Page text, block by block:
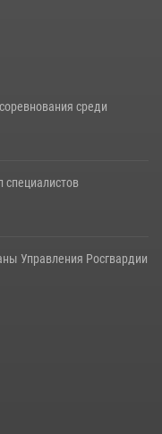
среди
специалистов
Управления Росгвардии